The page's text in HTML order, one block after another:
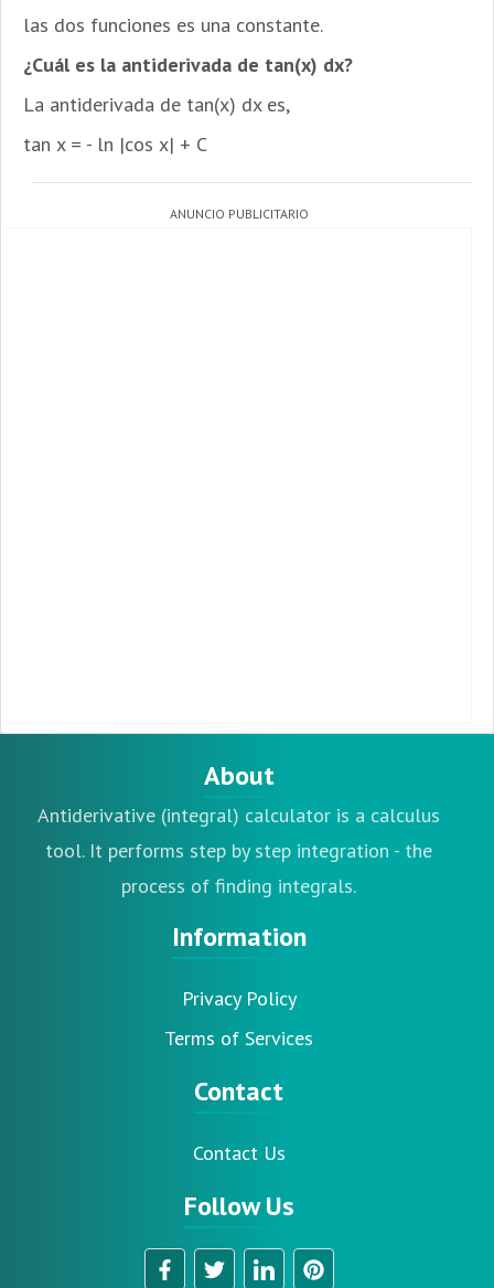
las dos funciones es una constante.
¿Cuál es la antiderivada de tan(x) dx?
La antiderivada de tan(x) dx es,
tan x = - ln |cos x| + C
ANUNCIO PUBLICITARIO
About
Antiderivative (integral) calculator is a calculus
tool. It performs step by step integration - the
process of finding integrals.
Information
Privacy Policy
Terms of Services
Contact
Contact Us
Follow Us